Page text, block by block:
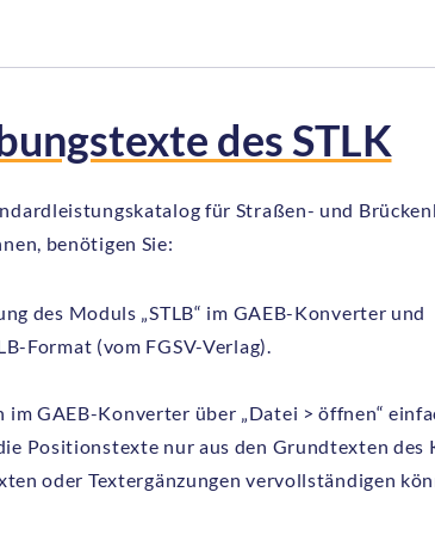
des STLK
für Straßen- und
benötigen Sie:
des Moduls „STLB“ im GAEB-Konverter und
Format (vom FGSV-Verlag).
im GAEB-Konverter über „Datei > öffnen“
Positionstexte nur aus den Grundtexten
oder Textergänzungen vervollständigen